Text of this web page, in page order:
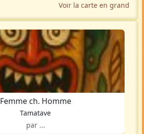
Voir la carte en grand
Femme ch. Homme
Tamatave
par ...